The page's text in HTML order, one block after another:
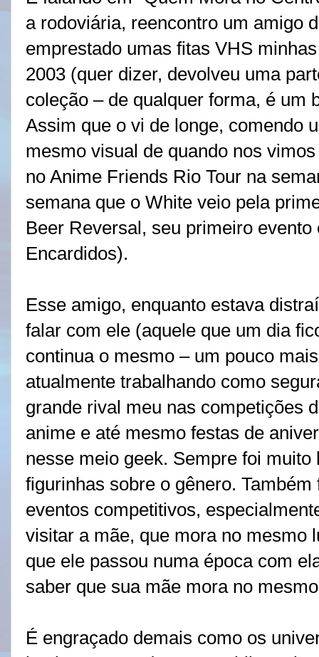
a rodoviária, reencontro um amigo
emprestado umas fitas VHS
2003 (quer dizer, devolveu uma
coleção – de qualquer forma, é um
Assim que o vi de longe, comendo
mesmo visual de quando nos
no Anime Friends Rio Tour na
semana que o White veio pela
Beer Reversal, seu primeiro
Encardidos).
Esse amigo, enquanto estava
falar com ele (aquele que um dia
continua o mesmo – um pouco
atualmente trabalhando como
grande rival meu nas competições
anime e até mesmo festas de
nesse meio geek. Sempre foi
figurinhas sobre o gênero.
eventos competitivos,
visitar a mãe, que mora no mesmo
que ele passou numa época com
saber que sua mãe mora no
É engraçado demais como os